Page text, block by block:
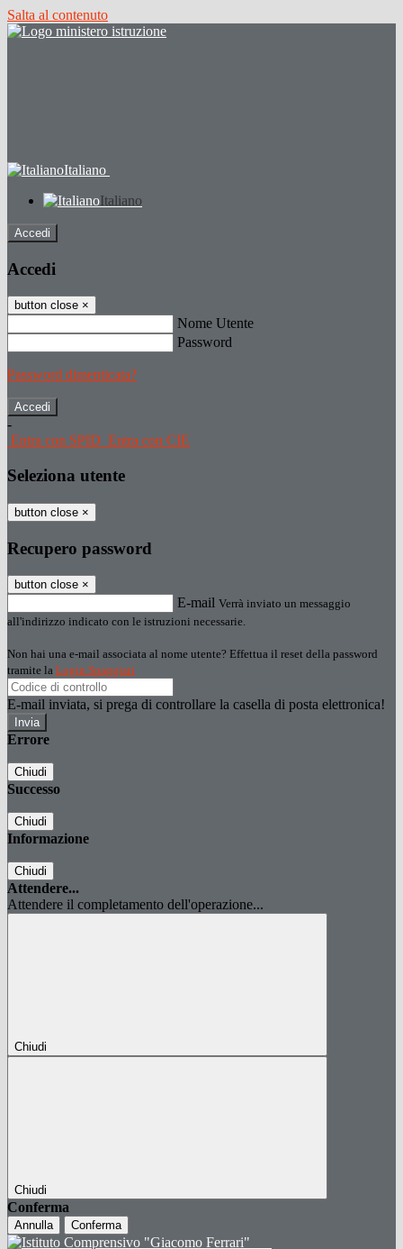
Salta al contenuto
Italiano
Italiano
Accedi
Accedi
button close ×
Nome Utente
Password
Password dimenticata?
-
Entra con SPID Entra con CIE
Seleziona utente
button close ×
Recupero password
button close ×
E-mail Verrà inviato un messaggio
all'indirizzo indicato con le istruzioni necessarie.
Non hai una e-mail associata al nome utente? Effettua il reset della password
tramite la Login Spaggiari
E-mail inviata, si prega di controllare la casella di posta elettronica!
Errore
Chiudi
Successo
Chiudi
Informazione
Chiudi
Attendere...
Attendere il completamento dell'operazione...
Chiudi
Chiudi
Conferma
Annulla Conferma